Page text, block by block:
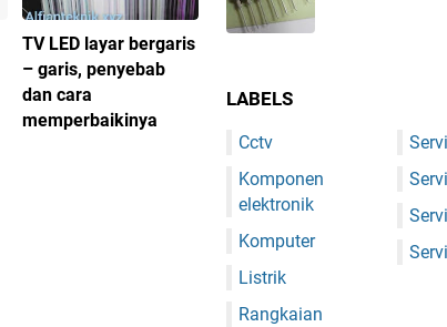
TV LED layar bergaris
– garis, penyebab
dan cara
memperbaikinya
LABELS
Cctv
Komponen
elektronik
Komputer
Listrik
Rangkaian